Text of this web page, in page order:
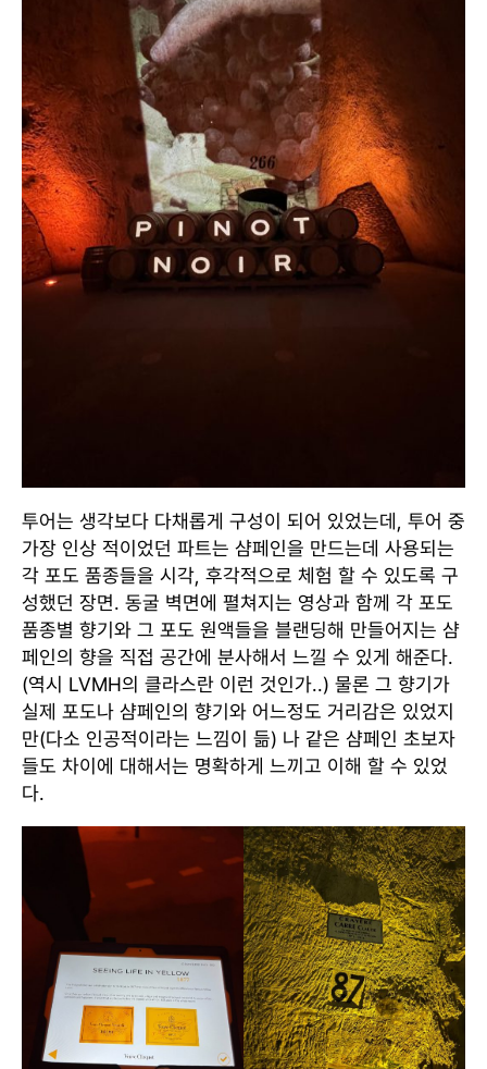
투어는 생각보다 다채롭게 구성이 되어 있었는데, 투어 중
가장 인상 적이었던 파트는 샴페인을 만드는데 사용되는
각 포도 품종들을 시각, 후각적으로 체험 할 수 있도록 구
성했던 장면. 동굴 벽면에 펼쳐지는 영상과 함께 각 포도
품종별 향기와 그 포도 원액들을 블랜딩해 만들어지는 샴
페인의 향을 직접 공간에 분사해서 느낄 수 있게 해준다.
(역시 LVMH의 클라스란 이런 것인가..) 물론 그 향기가
실제 포도나 샴페인의 향기와 어느정도 거리감은 있었지
만(다소 인공적이라는 느낌이 듦) 나 같은 샴페인 초보자
들도 차이에 대해서는 명확하게 느끼고 이해 할 수 있었
다.